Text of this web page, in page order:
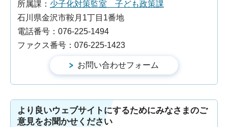
所属課： 少子化対策監室 子ども政策課
石川県金沢市鞍月1丁目1番地
電話番号：076-225-1494
ファクス番号：076-225-1423
より良いウェブサイトにするためにみなさまのご
意見をお聞かせください